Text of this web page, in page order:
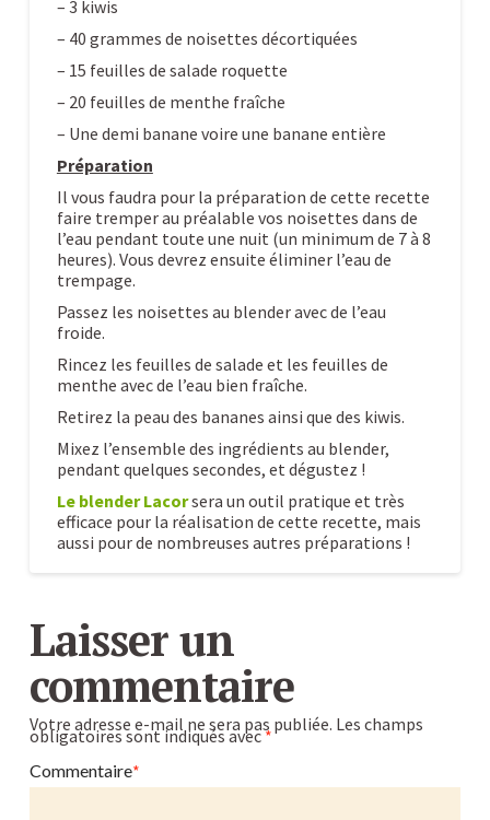
– 3 kiwis
– 40 grammes de noisettes décortiquées
– 15 feuilles de salade roquette
– 20 feuilles de menthe fraîche
– Une demi banane voire une banane entière
Préparation
Il vous faudra pour la préparation de cette recette
faire tremper au préalable vos noisettes dans de
l’eau pendant toute une nuit (un minimum de 7 à 8
heures). Vous devrez ensuite éliminer l’eau de
trempage.
Passez les noisettes au blender avec de l’eau
froide.
Rincez les feuilles de salade et les feuilles de
menthe avec de l’eau bien fraîche.
Retirez la peau des bananes ainsi que des kiwis.
Mixez l’ensemble des ingrédients au blender,
pendant quelques secondes, et dégustez !
Le blender Lacorsera un outil pratique et très
efficace pour la réalisation de cette recette, mais
aussi pour de nombreuses autres préparations !
Recette
de
smoothie
vert
au
blender
:
Laisser un
commentaire
Votre adresse e-mail ne sera pas publiée. Les champs
obligatoires sont indiqués avec*
Commentaire*